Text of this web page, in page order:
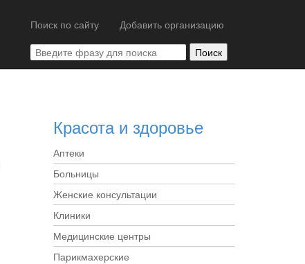
Поиск по сайту Добавить организацию
Красота и здоровье
Аптеки
Больницы
Женские консультации
Клиники
Медицинские центры
Парикмахерские